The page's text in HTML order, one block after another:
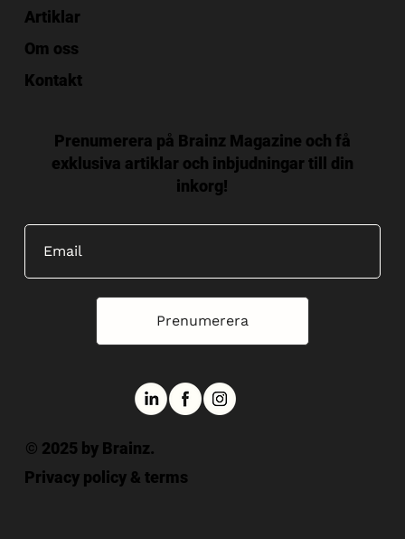
Artiklar
Om oss
Kontakt
Prenumerera på Brainz Magazine och få
exklusiva artiklar och inbjudningar till din
inkorg!
Prenumerera
© 2025 by Brainz.
Privacy policy & terms